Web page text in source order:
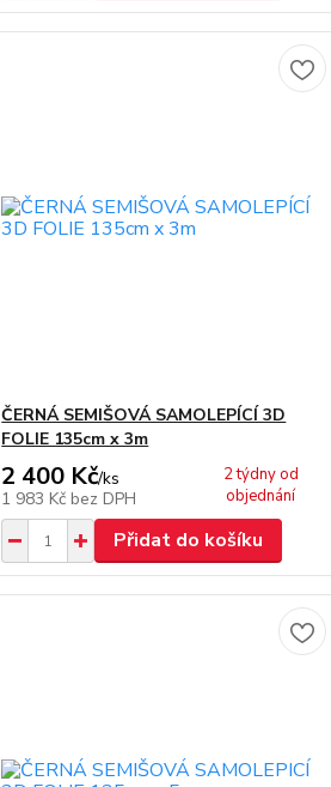
ČERNÁ SEMIŠOVÁ SAMOLEPÍCÍ 3D
FOLIE 135cm x 3m
2 400 Kč/ks
1 983 Kč bez DPH
2 týdny od
objednání
Přidat do košíku